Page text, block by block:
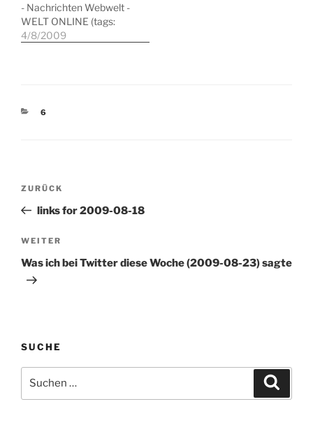
- Nachrichten Webwelt -
WELT ONLINE (tags:
blogs medien internet)
4/8/2009
KATEGORIEN
6
Beitragsnavigation
Vorheriger
Beitrag
ZURÜCK
links for 2009-08-18
Nächster
Beitrag
WEITER
Was ich bei Twitter diese Woche (2009-08-23) sagte
SUCHE
nach: